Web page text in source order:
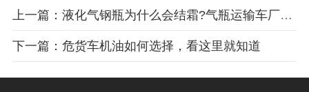
上一篇：液化气钢瓶为什么会结霜?气瓶运输车厂家为您解答
下一篇：危货车机油如何选择，看这里就知道